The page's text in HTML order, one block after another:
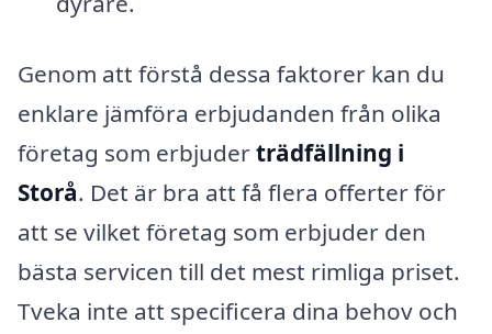
Genom att förstå dessa faktorer kan du
enklare jämföra erbjudanden från olika
företag som erbjuderträdfällning i
Storå. Det är bra att få flera offerter för
att se vilket företag som erbjuder den
bästa servicen till det mest rimliga priset.
Tveka inte att specificera dina behov och